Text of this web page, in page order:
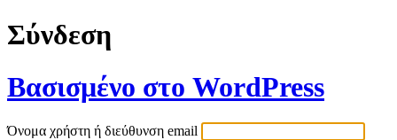
Σύνδεση
Βασισμένο στο WordPress
Όνομα χρήστη ή διεύθυνση email